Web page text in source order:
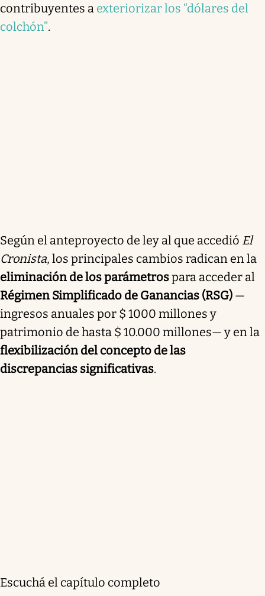
contribuyentes a exteriorizar los “dólares del
colchón”.
Según el anteproyecto de ley al que accedió El
Cronista, los principales cambios radican en la
eliminación de los parámetrospara acceder al
Régimen Simplificado de Ganancias (RSG) —
ingresos anuales por $ 1000 millones y
patrimonio de hasta $ 10.000 millones— y en la
flexibilización del concepto de las
discrepancias significativas.
Escuchá el capítulo completo